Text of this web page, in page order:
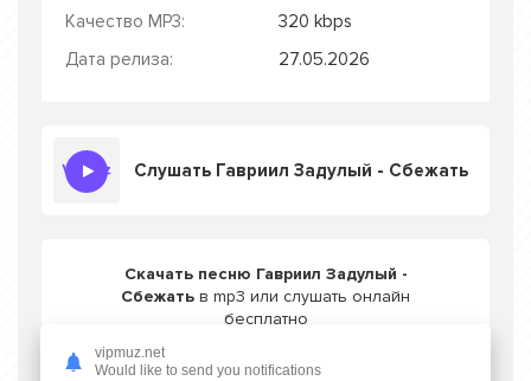
Качество MP3:
320 kbps
Дата релиза:
27.05.2026
Слушать Гавриил Задулый - Сбежать
Скачать песню Гавриил Задулый -
Сбежать в mp3 или слушать онлайн
бесплатно
vipmuz.net
Would like to send you notifications